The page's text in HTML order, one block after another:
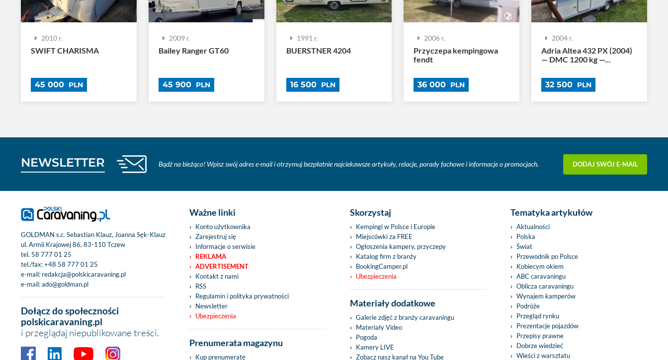
2010 r.
SWIFT CHARISMA
45 000 PLN
2009 r.
Bailey Ranger GT60
45 900 PLN
1991 r.
BUERSTNER 4204
16 500 PLN
2006 r.
Przyczepa kempingowa
fendt
36 000 PLN
2004 r.
Adria Altea 432 PX (2004)
— DMC 1200 kg —...
32 500 PLN
NEWSLETTER Bądź na bieżąco! Wpisz swój adres e-mail i otrzymuj bezpłatnie najciekawsze artykuły, relacje, porady fachowe i informacje o promocjach. DODAJ SWÓJ E-MAIL
GOLDMAN s.c. Sebastian Klauz, Joanna Sęk-Klauz
ul. Armii Krajowej 86, 83-110 Tczew
tel. 58 777 01 25
tel./fax:+48 58 777 01 25
e-mail: redakcja@polskicaravaning.pl
e-mail:ado@goldman.pl
Dołącz do społeczności
polskicaravaning.pl
i przeglądaj niepublikowane treści.
Ważne linki
Konto użytkownika
Zarejestruj się
Informacje o serwisie
REKLAMA
ADVERTISEMENT
Kontakt z nami
RSS
Regulamin i polityka prywatności
Newsletter
Ubezpieczenia
Prenumerata magazynu
Kup prenumeratę
Skorzystaj
Kempingi w Polsce i Europie
Miejscówki za FREE
Ogłoszenia kampery, przyczepy
Katalog firm z branży
BookingCamper.pl
Ubezpieczenia
Materiały dodatkowe
Galerie zdjęć z branży caravaningu
Materiały Video
Pogoda
Kamery LIVE
Zobacz nasz kanał na You Tube
Tematyka artykułów
Aktualności
Polska
Świat
Przewodnik po Polsce
Kobiecym okiem
ABC caravaningu
Oblicza caravaningu
Wynajem kamperów
Podróże
Przegląd rynku
Prezentacje pojazdów
Przepisy prawne
Dobrze wiedzieć
Wieści z warsztatu